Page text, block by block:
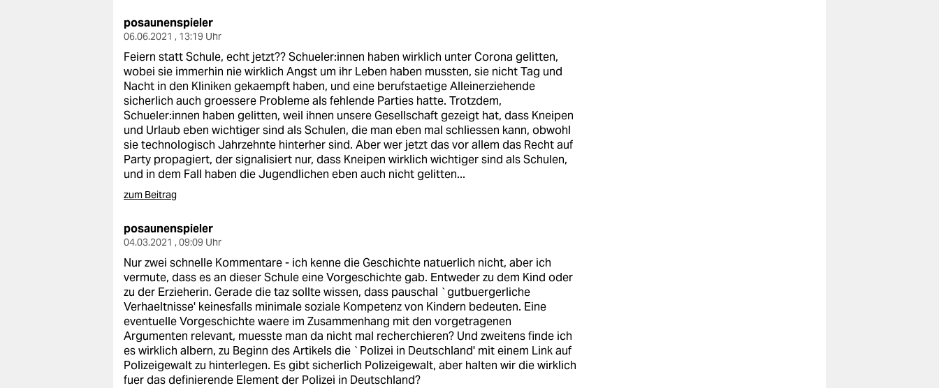
posaunenspieler
06.06.2021 , 13:19 Uhr
Feiern statt Schule, echt jetzt?? Schueler:innen haben wirklich unter Corona gelitten,
wobei sie immerhin nie wirklich Angst um ihr Leben haben mussten, sie nicht Tag und
Nacht in den Kliniken gekaempft haben, und eine berufstaetige Alleinerziehende
sicherlich auch groessere Probleme als fehlende Parties hatte. Trotzdem,
Schueler:innen haben gelitten, weil ihnen unsere Gesellschaft gezeigt hat, dass Kneipen
und Urlaub eben wichtiger sind als Schulen, die man eben mal schliessen kann, obwohl
sie technologisch Jahrzehnte hinterher sind. Aber wer jetzt das vor allem das Recht auf
Party propagiert, der signalisiert nur, dass Kneipen wirklich wichtiger sind als Schulen,
und in dem Fall haben die Jugendlichen eben auch nicht gelitten...
zum Beitrag
posaunenspieler
04.03.2021 , 09:09 Uhr
Nur zwei schnelle Kommentare - ich kenne die Geschichte natuerlich nicht, aber ich
vermute, dass es an dieser Schule eine Vorgeschichte gab. Entweder zu dem Kind oder
zu der Erzieherin. Gerade die taz sollte wissen, dass pauschal `gutbuergerliche
Verhaeltnisse' keinesfalls minimale soziale Kompetenz von Kindern bedeuten. Eine
eventuelle Vorgeschichte waere im Zusammenhang mit den vorgetragenen
Argumenten relevant, muesste man da nicht mal recherchieren? Und zweitens finde ich
es wirklich albern, zu Beginn des Artikels die `Polizei in Deutschland' mit einem Link auf
Polizeigewalt zu hinterlegen. Es gibt sicherlich Polizeigewalt, aber halten wir die wirklich
fuer das definierende Element der Polizei in Deutschland?